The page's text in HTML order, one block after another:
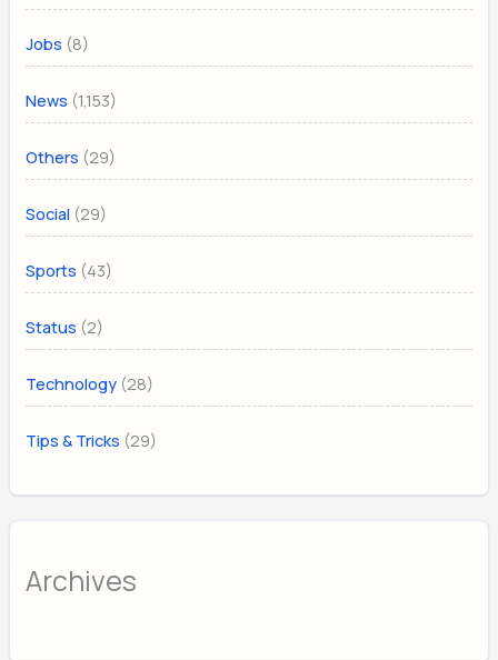
Jobs (8)
News (1,153)
Others (29)
Social (29)
Sports (43)
Status (2)
Technology (28)
Tips & Tricks (29)
Archives